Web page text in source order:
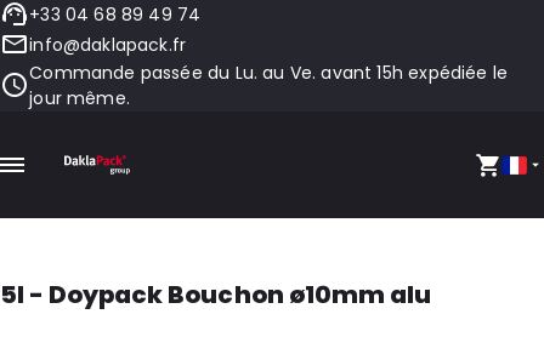
+33 04 68 89 49 74
info@daklapack.fr
Commande passée du Lu. au Ve. avant 15h expédiée le
jour même.
5l - Doypack Bouchon ø10mm alu